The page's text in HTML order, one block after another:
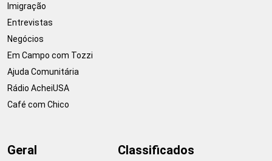
Imigração
Entrevistas
Negócios
Em Campo com Tozzi
Ajuda Comunitária
Rádio AcheiUSA
Café com Chico
Geral Classificados